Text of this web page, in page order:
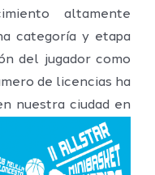
altamente
categoría y etapa
del jugador como
de licencias ha
nuestra ciudad en